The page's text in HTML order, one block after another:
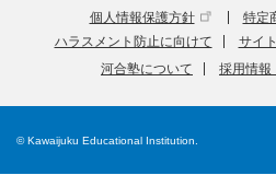
個人情報保護方針
特定
ハラスメント防止に向けて
サイ
河合塾について
採用情報
© Kawaijuku Educational Institution.